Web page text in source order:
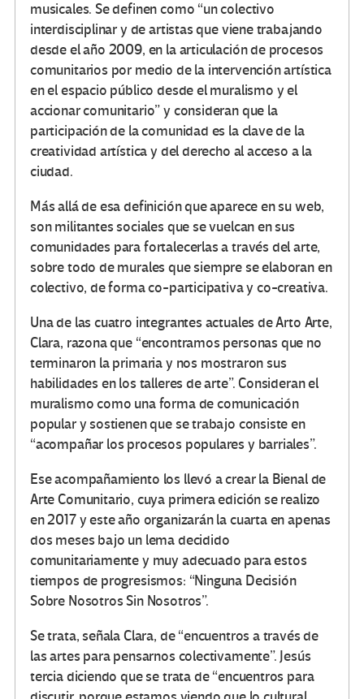
musicales. Se definen como “un colectivo
interdisciplinar y de artistas que viene trabajando
desde el año 2009, en la articulación de procesos
comunitarios por medio de la intervención artística
en el espacio público desde el muralismo y el
accionar comunitario” y consideran que la
participación de la comunidad es la clave de la
creatividad artística y del derecho al acceso a la
ciudad.
Más allá de esa definición que aparece en su web,
son militantes sociales que se vuelcan en sus
comunidades para fortalecerlas a través del arte,
sobre todo de murales que siempre se elaboran en
colectivo, de forma co-participativa y co-creativa.
Una de las cuatro integrantes actuales de Arto Arte,
Clara, razona que “encontramos personas que no
terminaron la primaria y nos mostraron sus
habilidades en los talleres de arte”. Consideran el
muralismo como una forma de comunicación
popular y sostienen que se trabajo consiste en
“acompañar los procesos populares y barriales”.
Ese acompañamiento los llevó a crear la Bienal de
Arte Comunitario, cuya primera edición se realizo
en 2017 y este año organizarán la cuarta en apenas
dos meses bajo un lema decidido
comunitariamente y muy adecuado para estos
tiempos de progresismos: “Ninguna Decisión
Sobre Nosotros Sin Nosotros”.
Se trata, señala Clara, de “encuentros a través de
las artes para pensarnos colectivamente”. Jesús
tercia diciendo que se trata de “encuentros para